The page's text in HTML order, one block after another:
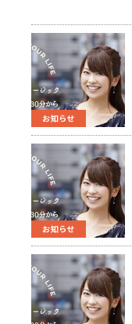
お知らせ
お知らせ